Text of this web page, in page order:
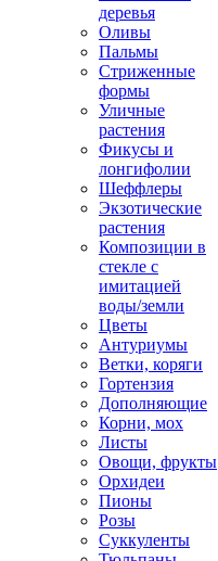
деревья
Оливы
Пальмы
Стриженные
формы
Уличные
растения
Фикусы и
лонгифолии
Шеффлеры
Экзотические
растения
Композиции в
стекле с
имитацией
воды/земли
Цветы
Антуриумы
Ветки, коряги
Гортензия
Дополняющие
Корни, мох
Листы
Овощи, фрукты
Орхидеи
Пионы
Розы
Суккуленты